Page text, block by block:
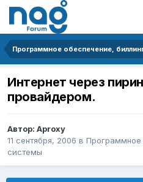
Программное обеспечение,
Интернет через
провайдером.
Автор: Aproxy
11 сентября, 2006 в Программное
системы